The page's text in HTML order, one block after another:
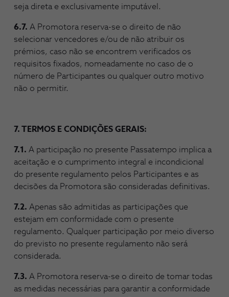
seja direta e exclusivamente imputável.
6.7. A Promotora reserva-se o direito de não
selecionar vencedores e/ou de não atribuir os
prémios, caso não se encontrem verificados os
requisitos fixados, nomeadamente no caso de o
número de Participantes ou qualquer outro motivo
não o permitir.
7. TERMOS E CONDIÇÕES GERAIS:
7.1. A participação no presente Passatempo implica a
aceitação e o cumprimento integral e incondicional
do presente regulamento pelos Participantes e as
decisões da Promotora são consideradas definitivas.
7.2. Apenas são admitidas as participações que
estejam em conformidade com o presente
regulamento. Qualquer participação por meio diverso
do previsto no presente regulamento não será
considerada.
7.3. A Promotora reserva-se o direito de tomar todas
as medidas necessárias para garantir a conformidade